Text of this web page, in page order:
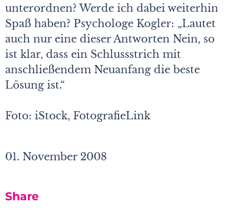
unterordnen? Werde ich dabei weiterhin
Spaß haben? Psychologe Kogler: „Lautet
auch nur eine dieser Antworten Nein, so
ist klar, dass ein Schlussstrich mit
anschließendem Neuanfang die beste
Lösung ist.“
Foto: iStock, FotografieLink
01. November 2008
Share